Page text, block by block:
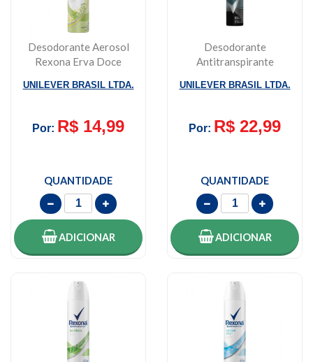
Desodorante Aerosol
Rexona Erva Doce
UNILEVER BRASIL LTDA.
Por: R$ 14,99
QUANTIDADE
ADICIONAR
Desodorante
Antitranspirante
Men Invis...
UNILEVER BRASIL LTDA.
Por: R$ 22,99
QUANTIDADE
ADICIONAR